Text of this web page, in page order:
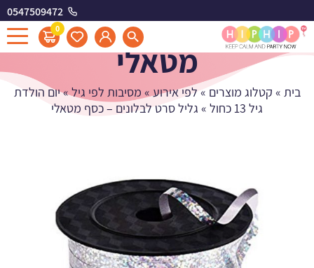
0547509472
0
גליל סרט לבלונים - כסף
מטאלי
בית » קטלוג מוצרים » לפי אירוע» מסיבות לפי גיל»יום הולדת
גיל 13 כחול
» גליל סרט לבלונים – כסף מטאלי